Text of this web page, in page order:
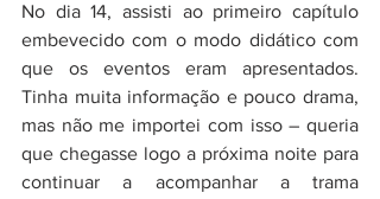
No dia 14, assisti ao primeiro capítulo
embevecido com o modo didático com
que os eventos eram apresentados.
Tinha muita informação e pouco drama,
mas não me importei com isso – queria
que chegasse logo a próxima noite para
continuar a acompanhar a trama